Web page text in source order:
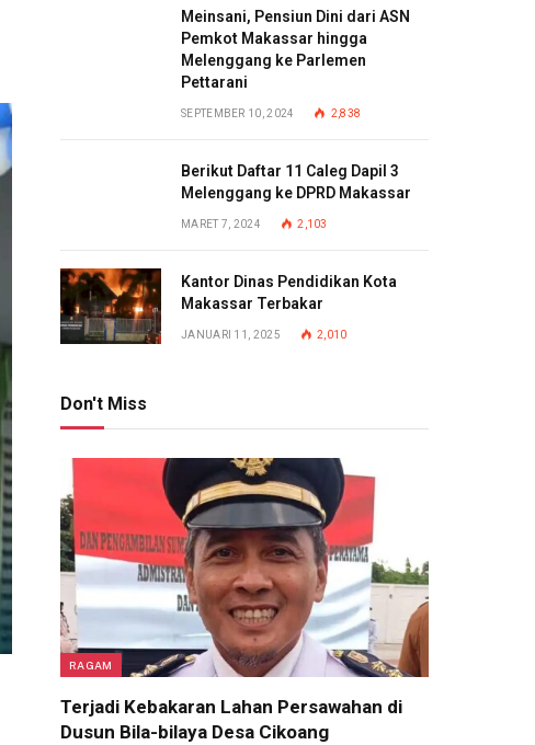
Meinsani, Pensiun Dini dari ASN
Pemkot Makassar hingga
Melenggang ke Parlemen
Pettarani
SEPTEMBER 10, 2024 2,838
Berikut Daftar 11 Caleg Dapil 3
Melenggang ke DPRD Makassar
MARET 7, 2024 2,103
Kantor Dinas Pendidikan Kota
Makassar Terbakar
JANUARI 11, 2025 2,010
Don't Miss
RAGAM
Terjadi Kebakaran Lahan Persawahan di
Dusun Bila-bilaya Desa Cikoang